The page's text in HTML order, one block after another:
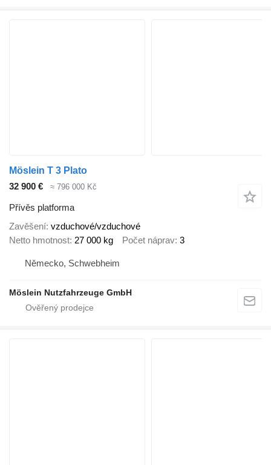
Möslein T 3 Plato
32 900 €
≈ 796 000 Kč
Přívěs platforma
Zavěšení vzduchové/vzduchové
Netto hmotnost 27 000 kg Počet náprav 3
Německo, Schwebheim
Möslein Nutzfahrzeuge GmbH